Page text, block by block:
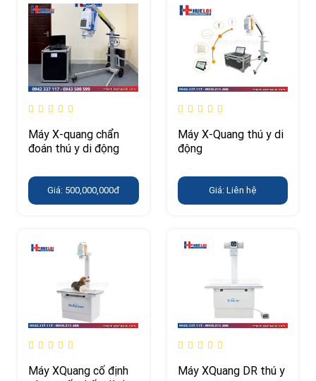
Máy X-quang chẩn
đoán thú y di động
Giá: 500,000,000đ
Máy X-Quang thú y di
động
Giá: Liên hệ
Máy XQuang cố định
Máy XQuang DR thú y